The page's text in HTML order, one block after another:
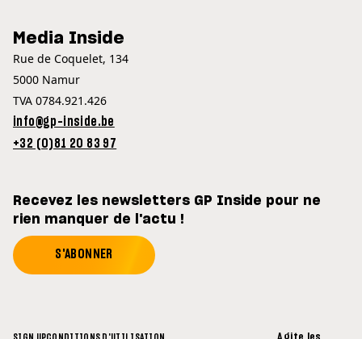
Media Inside
Rue de Coquelet, 134
5000 Namur
TVA 0784.921.426
info@gp-inside.be
+32 (0)81 20 83 97
Recevez les newsletters GP Inside pour ne
rien manquer de l'actu !
S'ABONNER